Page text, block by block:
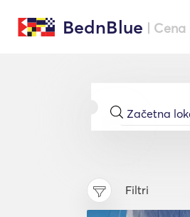
BednBlue |
Filtri